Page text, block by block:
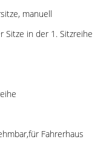
manuell
Sitze in der 1. Sitzreihe
Fahrerhaus